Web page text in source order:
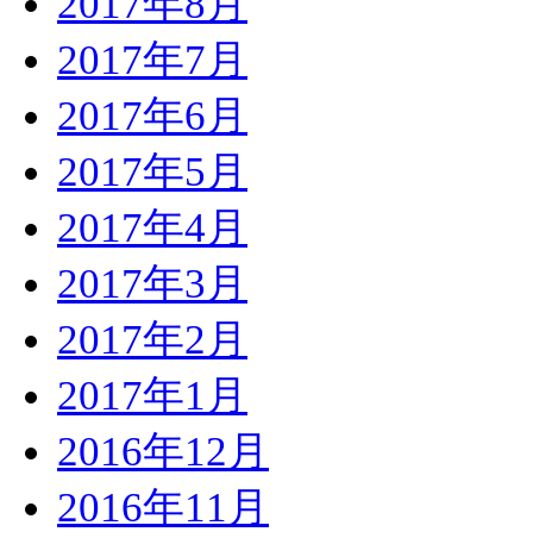
2017年7月
2017年6月
2017年5月
2017年4月
2017年3月
2017年2月
2017年1月
2016年12月
2016年11月